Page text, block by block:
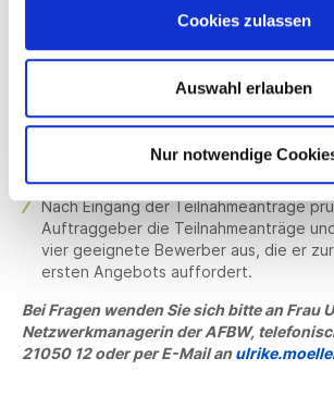
Cookies zulassen
Auswahl erlauben
Nur notwendige
Grundlage der Prüfung sind allein die
Welche Unterlagen dies sind, ergibt
aus der Bekanntmachung,
Bekanntmachung geforderten
diesem Zeitpunkt keine weiteren
Nach Eingang der Teilnahmeanträge
Auftraggeber die Teilnahmeanträge
vier geeignete Bewerber aus, die er
ersten Angebots auffordert.
Bei Fragen wenden Sie sich bitte an Frau
Netzwerkmanagerin der AFBW,
21050 12 oder per E-Mail an